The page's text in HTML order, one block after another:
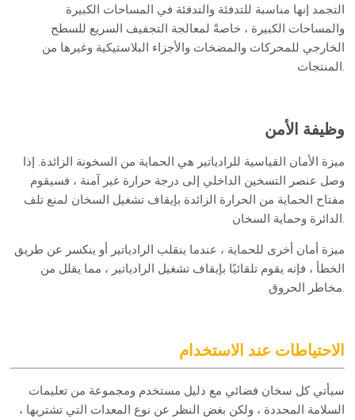
التجمد إنها مناسبة للتدفئة والتدفئة في المساحات الكبيرة
والمساحات الكبيرة ، خاصةً لمعالجة التجفيف السريع للسطح
الخارجي للمحركات والمضخات والأجزاء البلاستيكية وغيرها من
المنتجات.
وظيفة الأمن
ميزة الأمان القياسية للرادياتير هي الحماية من السخونة الزائدة. إذا
وصل عنصر التسخين الداخلي إلى درجة حرارة غير آمنة ، فسيقوم
مفتاح الحماية من الحرارة الزائدة بإيقاف تشغيل السخان لمنع تلف
الدائرة وحماية السخان.
ميزة أمان أخرى للحماية ، عندما ينقلب الرادياتير أو ينكسر عن طريق
الخطأ ، فإنه يقوم تلقائيًا بإيقاف تشغيل الرادياتير ، مما يقلل من
مخاطر الحروق.
الاحتياطات عند الاستخدام
سيأتي كل سخان فضائي مع دليل مستخدم ومجموعة من تعليمات
السلامة المحددة ، ولكن بغض النظر عن نوع المعدات التي تشتريها ،